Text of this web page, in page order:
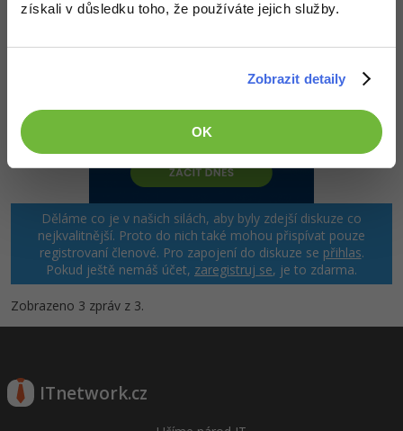
získali v důsledku toho, že používáte jejich služby.
Zobrazit detaily
OK
Děláme co je v našich silách, aby byly zdejší diskuze co
nejkvalitnější. Proto do nich také mohou přispívat pouze
registrovaní členové. Pro zapojení do diskuze se přihlas.
Pokud ještě nemáš účet, zaregistruj se, je to zdarma.
Zobrazeno 3 zpráv z 3.
ITnetwork.cz